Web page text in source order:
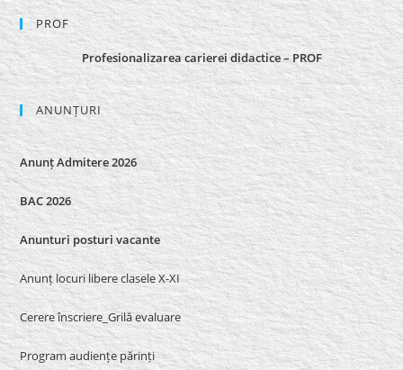
PROF
Profesionalizarea carierei didactice – PROF
ANUNȚURI
Anunț Admitere 2026
BAC 2026
Anunturi posturi vacante
Anunț locuri libere clasele X-XI
Cerere înscriere_Grilă evaluare
Program audiențe părinți